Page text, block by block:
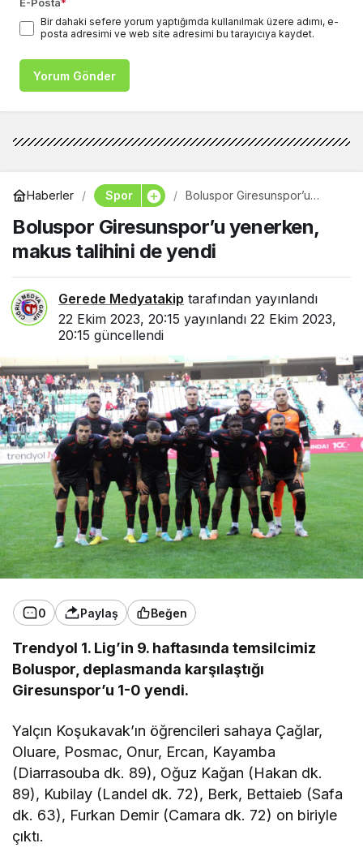
Bir dahaki sefere yorum yaptığımda kullanılmak üzere adımı, e-
posta adresimi ve web site adresimi bu tarayıcıya kaydet.
Yorum Gönder
Haberler Spor
Boluspor Giresunspor’u
yendi
Boluspor Giresunspor’u yenerken,
makus talihini de yendi
Gerede Medyatakip tarafından yayınlandı
22 Ekim 2023, 20:15 yayınlandı 22 Ekim 2023,
20:15 güncellendi
0 Paylaş Beğen
Trendyol 1. Lig’in 9. haftasında temsilcimiz
Boluspor, deplasmanda karşılaştığı
Giresunspor’u 1-0 yendi.
Yalçın Koşukavak’ın öğrencileri sahaya Çağlar,
Oluare, Posmac, Onur, Ercan, Kayamba
(Diarrasouba dk. 89), Oğuz Kağan (Hakan dk.
89), Kubilay (Landel dk. 72), Berk, Bettaieb (Safa
dk. 63), Furkan Demir (Camara dk. 72) on biriyle
çıktı.